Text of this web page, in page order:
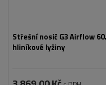
Střešní nosič G3 Airflow
hliníkové lyžiny